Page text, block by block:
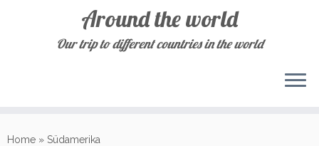
to
Around the world
Our trip to different countries in the world
Home » Südamerika